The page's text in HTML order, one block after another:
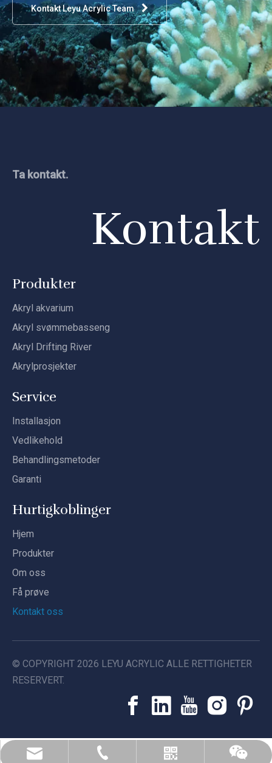
Kontakt Leyu Acrylic Team
Ta kontakt.
Kontakt
Produkter
Akryl akvarium
Akryl svømmebasseng
Akryl Drifting River
Akrylprosjekter
Service
Installasjon
Vedlikehold
Behandlingsmetoder
Garanti
Hurtigkoblinger
Hjem
Produkter
Om oss
Få prøve
Kontakt oss
leyu02@leyuacrylic.com
+86- 13584439533
© COPYRIGHT 2026 LEYU ACRYLIC ALLE RETTIGHETER
RESERVERT.